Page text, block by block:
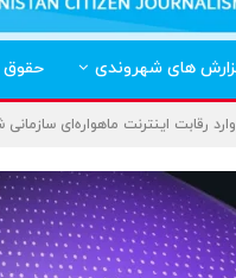
های شهروندی حقوق
رقابت اینترنت ماهواره‌ای